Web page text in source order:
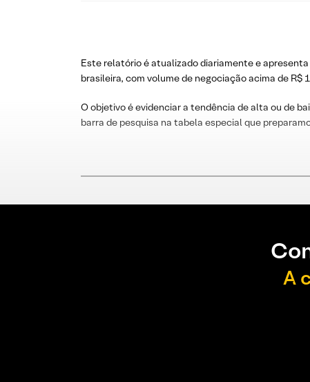
Este relatório é atualizado diariamente e
brasileira, com volume de negociação acima de R$
O objetivo é evidenciar a tendência de alta ou de
barra de pesquisa na tabela especial que
A